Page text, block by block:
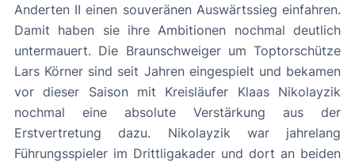
Anderten II einen souveränen Auswärtssieg einfahren.
Damit haben sie ihre Ambitionen nochmal deutlich
untermauert. Die Braunschweiger um Toptorschütze
Lars Körner sind seit Jahren eingespielt und bekamen
vor dieser Saison mit Kreisläufer Klaas Nikolayzik
nochmal eine absolute Verstärkung aus der
Erstvertretung dazu. Nikolayzik war jahrelang
Führungsspieler im Drittligakader und dort an beiden